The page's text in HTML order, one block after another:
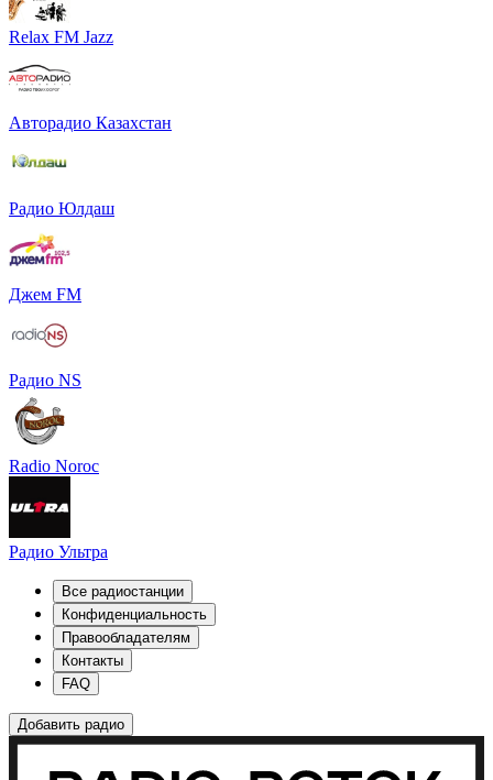
Relax FM Jazz
Авторадио Казахстан
Радио Юлдаш
Джем FM
Радио NS
Radio Noroc
Радио Ультра
Все радиостанции
Конфиденциальность
Правообладателям
Контакты
FAQ
Добавить радио